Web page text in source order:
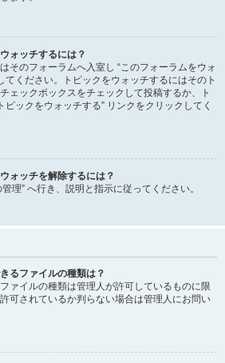
ォッチするには？
そのフォーラムへ入室し “このフォーラムをウォ
てください。トピックをウォッチするにはそのト
ェックボックスをチェックして投稿するか、ト
ピックをウォッチする” リンクをクリックしてく
ォッチを解除するには？
理” へ行き、説明と指示に従ってください。
るファイルの種類は？
ァイルの種類は管理人が許可しているものに限
可されているか判らない場合は管理人にお問い